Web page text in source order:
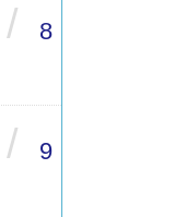
/ 8
/ 9